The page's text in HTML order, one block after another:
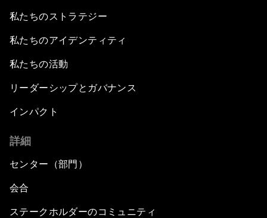
私たちのストラテジー
私たちのアイデンティティ
私たちの活動
リーダーシップとガバナンス
インパクト
詳細
センター（部門）
会合
ステークホルダーのコミュニティ